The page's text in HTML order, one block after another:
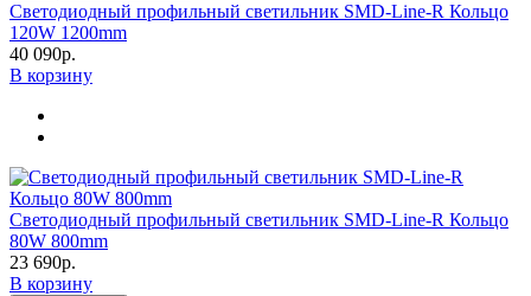
Светодиодный профильный светильник SMD-Line-R Кольцо
120W 1200mm
40 090р.
В корзину
Светодиодный профильный светильник SMD-Line-R Кольцо
80W 800mm
23 690р.
В корзину